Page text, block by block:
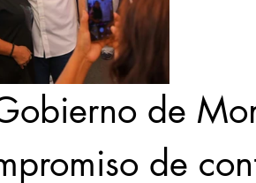
de
de